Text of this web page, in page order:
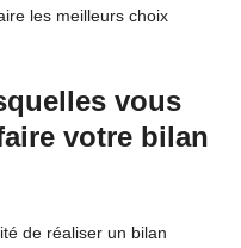
les meilleurs choix
vous
votre bilan
de réaliser un bilan